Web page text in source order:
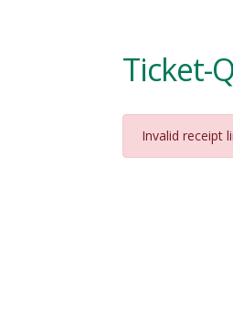
Ticket-
Invalid receipt